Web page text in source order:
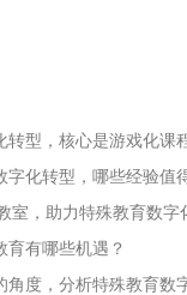
转型，核心是游戏化课
字化转型，哪些经验值
室，助力特殊教育数字
育有哪些机遇？
角度，分析特殊教育数